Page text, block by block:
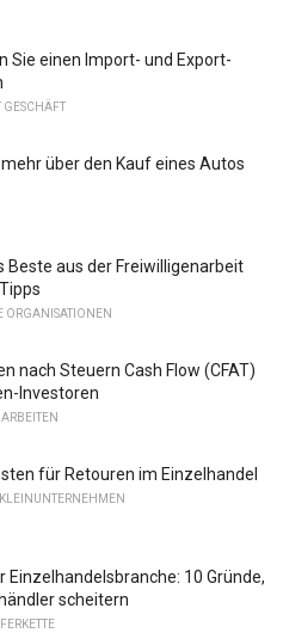
Sie einen Import- und Export-
GESCHÄFT
über den Kauf eines Autos
Beste aus der Freiwilligenarbeit
ORGANISATIONEN
nach Steuern Cash Flow (CFAT)
Investoren
für Retouren im Einzelhandel
Einzelhandelsbranche: 10 Gründe,
scheitern